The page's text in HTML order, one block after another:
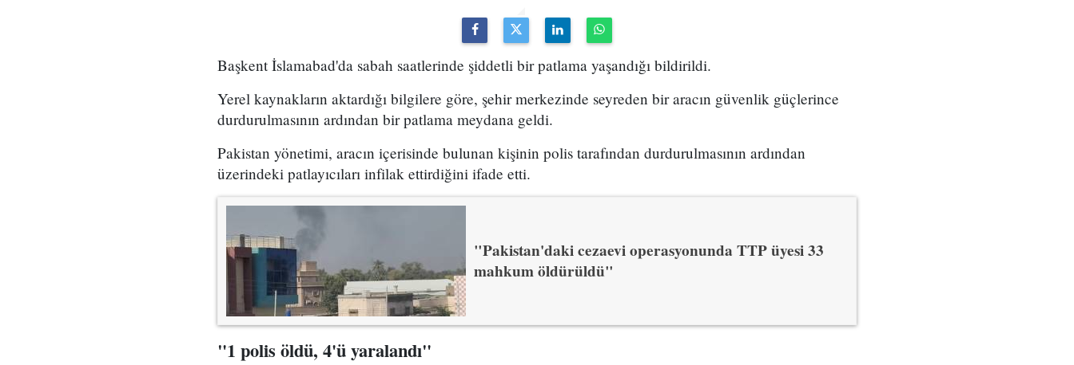
Başkent İslamabad'da sabah saatlerinde şiddetli bir patlama yaşandığı bildirildi.
Yerel kaynakların aktardığı bilgilere göre, şehir merkezinde seyreden bir aracın güvenlik güçlerince
durdurulmasının ardından bir patlama meydana geldi.
Pakistan yönetimi, aracın içerisinde bulunan kişinin polis tarafından durdurulmasının ardından
üzerindeki patlayıcıları infilak ettirdiğini ifade etti.
"Pakistan'daki cezaevi operasyonunda TTP üyesi 33
mahkum öldürüldü"
"1 polis öldü, 4'ü yaralandı"